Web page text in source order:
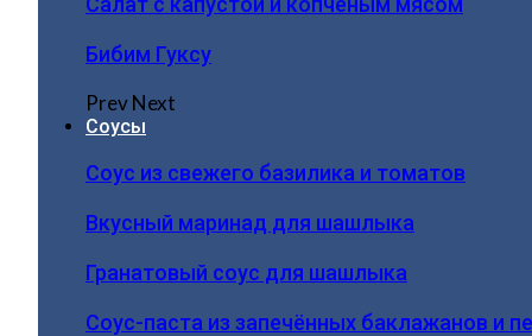
Бибим Гуксу
PrevNext
Соусы
Соус из свежего базилика и томатов
Вкусный маринад для шашлыка
Гранатовый соус для шашлыка
Соус-паста из запечённых баклажанов и